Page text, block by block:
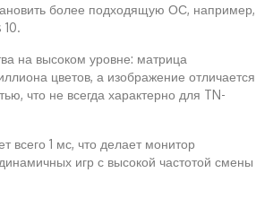
более подходящую ОС, например,
на высоком уровне: матрица
цветов, а изображение отличается
что не всегда характерно для TN-
всего 1 мс, что делает монитор
игр с высокой частотой смены